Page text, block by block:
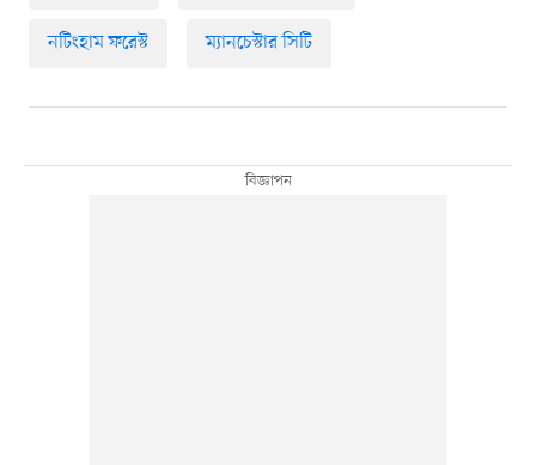
নটিংহাম ফরেস্ট ম্যানচেস্টার সিটি